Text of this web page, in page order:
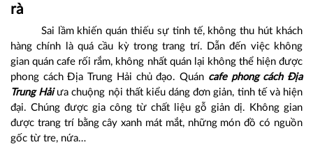
rà
Sai lầm khiến quán thiếu sự tinh tế, không thu hút khách
hàng chính là quá cầu kỳ trong trang trí. Dẫn đến việc không
gian quán cafe rối rắm, không nhất quán lại không thể hiện được
phong cách Địa Trung Hải chủ đạo. Quán cafe phong cách Địa
Trung Hải ưa chuộng nội thất kiểu dáng đơn giản, tinh tế và hiện
đại. Chúng được gia công từ chất liệu gỗ giản dị. Không gian
được trang trí bằng cây xanh mát mắt, những món đồ có nguồn
gốc từ tre, nứa…